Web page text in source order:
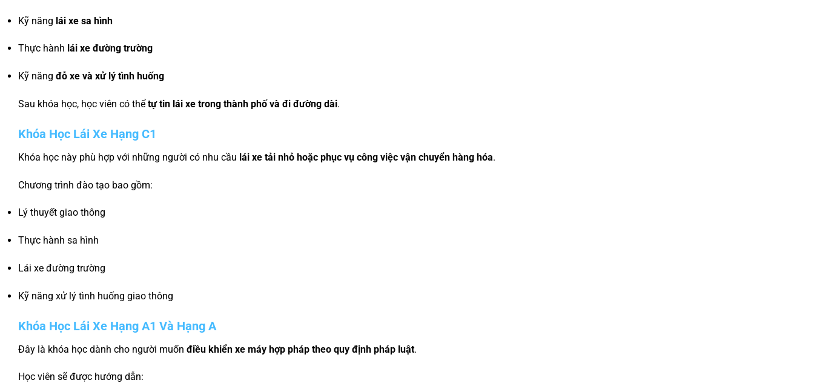
Kỹ năng lái xe sa hình
Thực hành lái xe đường trường
Kỹ năng đỗ xe và xử lý tình huống
Sau khóa học, học viên có thểtự tin lái xe trong thành phố và đi đường dài.
Khóa Học Lái Xe Hạng C1
Khóa học này phù hợp với những người có nhu cầu lái xe tải nhỏ hoặc phục vụ công việc vận chuyển hàng hóa.
Chương trình đào tạo bao gồm:
Lý thuyết giao thông
Thực hành sa hình
Lái xe đường trường
Kỹ năng xử lý tình huống giao thông
Khóa Học Lái Xe Hạng A1 Và Hạng A
Đây là khóa học dành cho người muốn điều khiển xe máy hợp pháp theo quy định pháp luật.
Học viên sẽ được hướng dẫn: